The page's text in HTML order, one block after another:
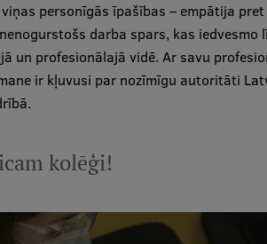
personīgās īpašības – empātija
darba spars, kas iedvesmo
un profesionālajā vidē. Ar savu
ir kļuvusi par nozīmīgu autoritāti
kolēģi!